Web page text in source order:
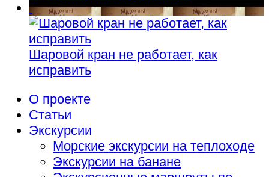
Шаровой кран не работает, как
исправить
О проекте
Статьи
Экскурсии
Морские экскурсии на теплоходе
Экскурсии на банане